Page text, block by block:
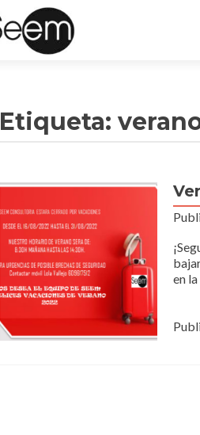
Etiqueta:
en